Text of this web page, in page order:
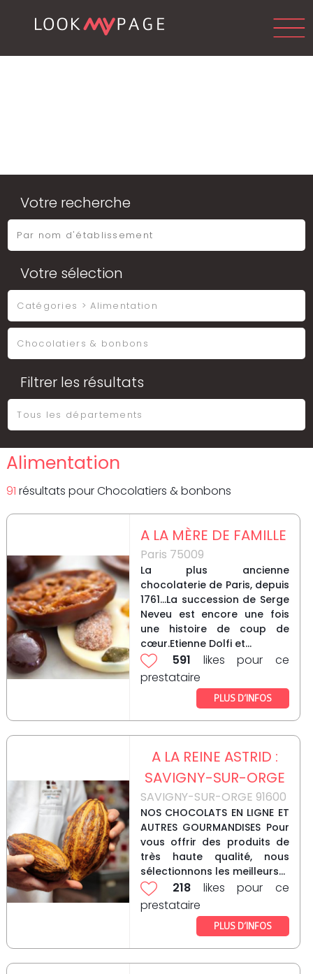
Votre recherche
Votre sélection
Filtrer les résultats
Alimentation
91 résultats pourChocolatiers & bonbons
A LA MÈRE DE FAMILLE
Paris 75009
La plus ancienne
chocolaterie de Paris, depuis
1761...La succession de Serge
Neveu est encore une fois
une histoire de coup de
cœur.Etienne Dolfi et...
591 likes pour ce
prestataire
PLUS D’INFOS
A LA REINE ASTRID :
SAVIGNY-SUR-ORGE
SAVIGNY-SUR-ORGE 91600
NOS CHOCOLATS EN LIGNE ET
AUTRES GOURMANDISES Pour
vous offrir des produits de
très haute qualité, nous
sélectionnons les meilleurs...
218 likes pour ce
prestataire
PLUS D’INFOS